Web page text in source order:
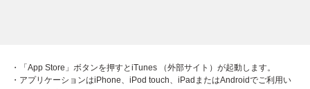
・「App Store」ボタンを押すとiTunes （外部サイト）が起動します。
・アプリケーションはiPhone、iPod touch、iPadまたはAndroidでご利用い